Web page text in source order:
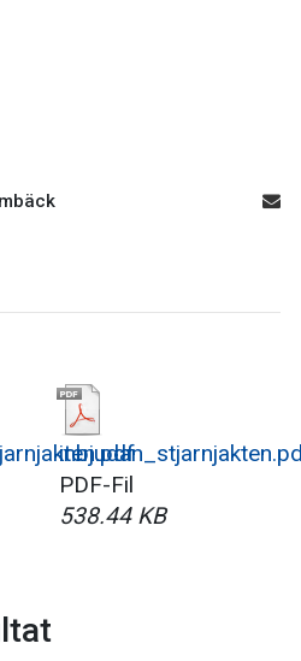
PDF-Fil
538.44 KB